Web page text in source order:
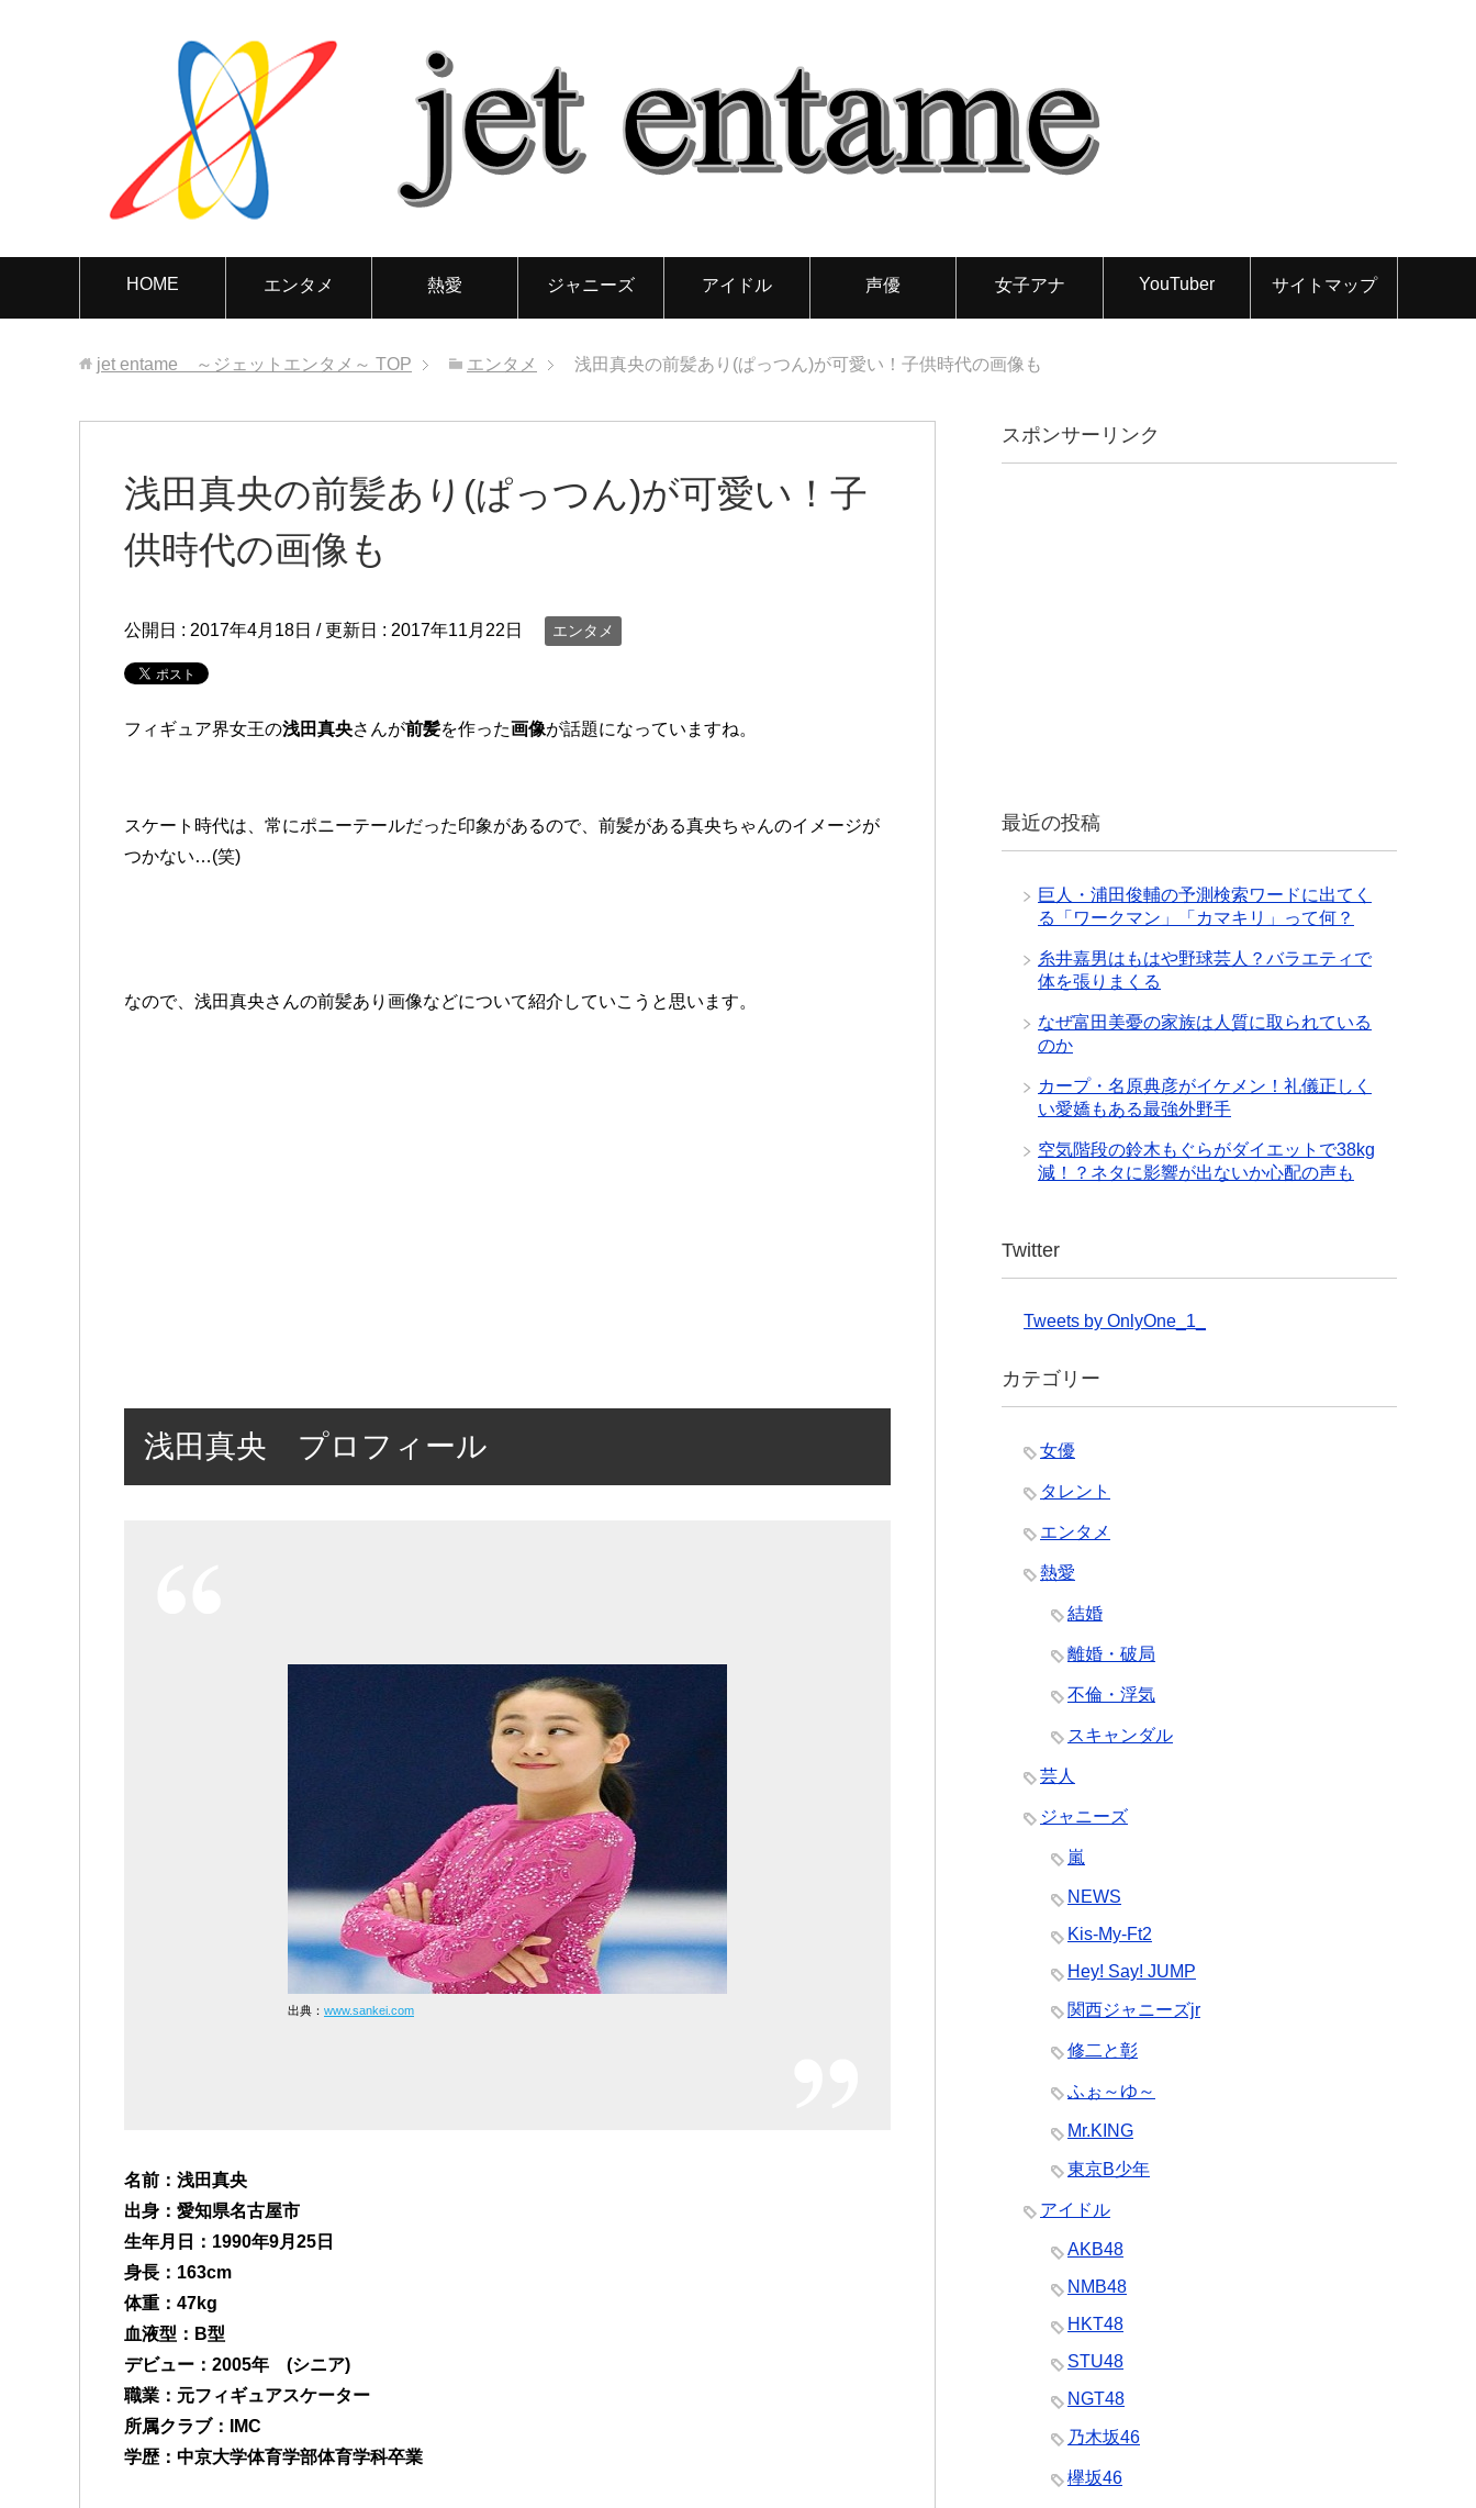
HOME エンタメ 熱愛 ジャニーズ アイドル 声優 女子アナ YouTuber サイトマップ
jet entame ～ジェットエンタメ～ TOP エンタメ 浅田真央の前髪あり(ぱっつん)が可愛い！子供時代の画像も
浅田真央の前髪あり(ぱっつん)が可愛い！子
供時代の画像も
公開日 : 2017年4月18日 / 更新日 : 2017年11月22日 エンタメ
フィギュア界女王の浅田真央さんが前髪を作った画像が話題になっていますね。
スケート時代は、常にポニーテールだった印象があるので、前髪がある真央ちゃんのイメージが
つかない…(笑)
なので、浅田真央さんの前髪あり画像などについて紹介していこうと思います。
浅田真央 プロフィール
出典： www.sankei.com
名前：浅田真央
出身：愛知県名古屋市
生年月日：1990年9月25日
身長：163cm
体重：47kg
血液型：B型
デビュー：2005年 (シニア)
職業：元フィギュアスケーター
所属クラブ：IMC
学歴：中京大学体育学部体育学科卒業
スポンサーリンク
最近の投稿
巨人・浦田俊輔の予測検索ワードに出てく
る「ワークマン」「カマキリ」って何？
糸井嘉男はもはや野球芸人？バラエティで
体を張りまくる
なぜ富田美憂の家族は人質に取られている
のか
カープ・名原典彦がイケメン！礼儀正しく
い愛嬌もある最強外野手
空気階段の鈴木もぐらがダイエットで38kg
減！？ネタに影響が出ないか心配の声も
Twitter
Tweets by OnlyOne_1_
カテゴリー
女優
タレント
エンタメ
熱愛
結婚
離婚・破局
不倫・浮気
スキャンダル
芸人
ジャニーズ
嵐
NEWS
Kis-My-Ft2
Hey! Say! JUMP
関西ジャニーズjr
修二と彰
ふぉ～ゆ～
Mr.KING
東京B少年
アイドル
AKB48
NMB48
HKT48
STU48
NGT48
乃木坂46
欅坂46